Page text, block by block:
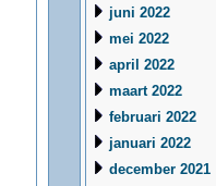
juni 2022
mei 2022
april 2022
maart 2022
februari 2022
januari 2022
december 2021